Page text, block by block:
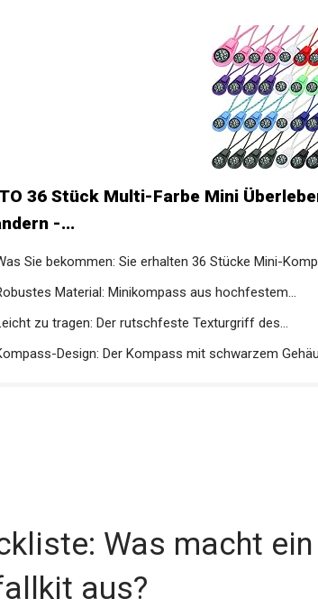
36 Stück Multi-Farbe Mini
-...
Sie bekommen: Sie erhalten 36 Stücke Mini-
Material: Minikompass aus hochfestem...
zu tragen: Der rutschfeste Texturgriff des...
Design: Der Kompass mit schwarzem
Was macht
aus?